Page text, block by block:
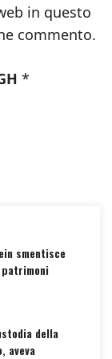
in questo
commento.
*
smentisce
della
aveva